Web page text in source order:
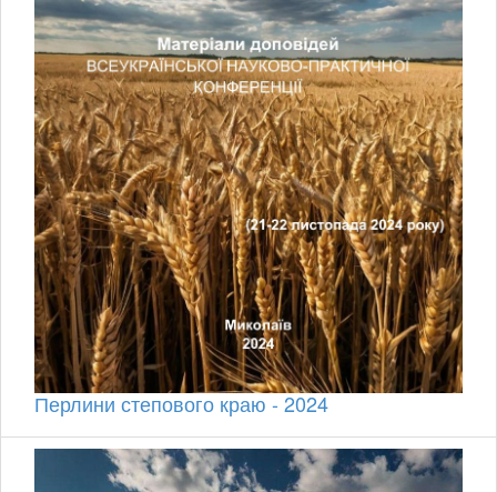
Перлини степового краю - 2024